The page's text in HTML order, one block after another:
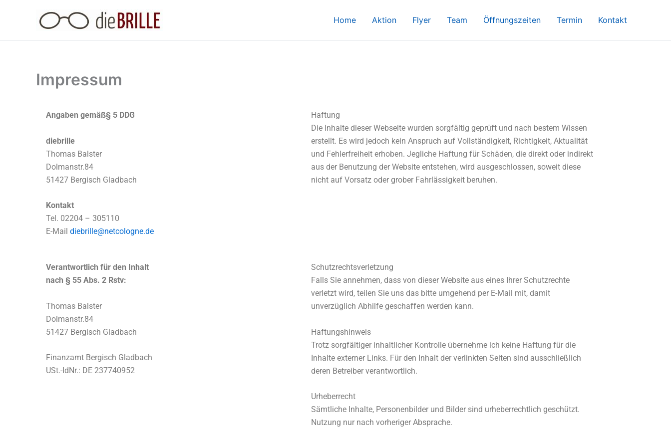
Home Aktion Flyer Team Öffnungszeiten Termin Kontakt
Impressum
Angaben gemäß§ 5 DDG
diebrille
Thomas Balster
Dolmanstr.84
51427 Bergisch Gladbach
Kontakt
Tel. 02204 – 305110
E-Mail diebrille@netcologne.de
Haftung
Die Inhalte dieser Webseite wurden sorgfältig geprüft und nach bestem Wissen
erstellt. Es wird jedoch kein Anspruch auf Vollständigkeit, Richtigkeit, Aktualität
und Fehlerfreiheit erhoben. Jegliche Haftung für Schäden, die direkt oder indirekt
aus der Benutzung der Website entstehen, wird ausgeschlossen, soweit diese
nicht auf Vorsatz oder grober Fahrlässigkeit beruhen.
Verantwortlich für den Inhalt
nach § 55 Abs. 2 Rstv:
Thomas Balster
Dolmanstr.84
51427 Bergisch Gladbach
Finanzamt Bergisch Gladbach
USt.-IdNr.: DE 237740952
Schutzrechtsverletzung
Falls Sie annehmen, dass von dieser Website aus eines Ihrer Schutzrechte
verletzt wird, teilen Sie uns das bitte umgehend per E-Mail mit, damit
unverzüglich Abhilfe geschaffen werden kann.
Haftungshinweis
Trotz sorgfältiger inhaltlicher Kontrolle übernehme ich keine Haftung für die
Inhalte externer Links. Für den Inhalt der verlinkten Seiten sind ausschließlich
deren Betreiber verantwortlich.
Urheberrecht
Sämtliche Inhalte, Personenbilder und Bilder sind urheberrechtlich geschützt.
Nutzung nur nach vorheriger Absprache.